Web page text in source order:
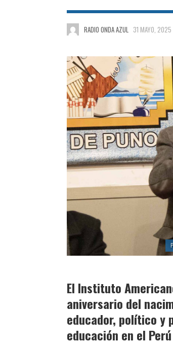
RADIO ONDA AZUL 31 MAYO, 2025
El Instituto
aniversario del
educador, político y
educación en el